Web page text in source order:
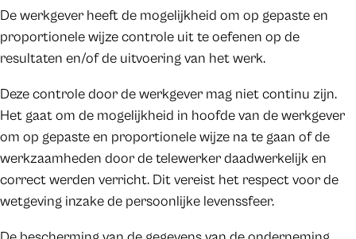
De werkgever heeft de mogelijkheid om op gepaste en
proportionele wijze controle uit te oefenen op de
resultaten en/of de uitvoering van het werk.
Deze controle door de werkgever mag niet continu zijn.
Het gaat om de mogelijkheid in hoofde van de werkgever
om op gepaste en proportionele wijze na te gaan of de
werkzaamheden door de telewerker daadwerkelijk en
correct werden verricht. Dit vereist het respect voor de
wetgeving inzake de persoonlijke levenssfeer.